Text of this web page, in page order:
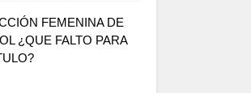
FEMENINA DE
¿QUE FALTO PARA